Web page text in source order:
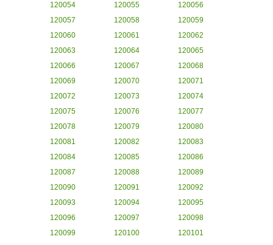
120054
120055
120056
120057
120058
120059
120060
120061
120062
120063
120064
120065
120066
120067
120068
120069
120070
120071
120072
120073
120074
120075
120076
120077
120078
120079
120080
120081
120082
120083
120084
120085
120086
120087
120088
120089
120090
120091
120092
120093
120094
120095
120096
120097
120098
120099
120100
120101